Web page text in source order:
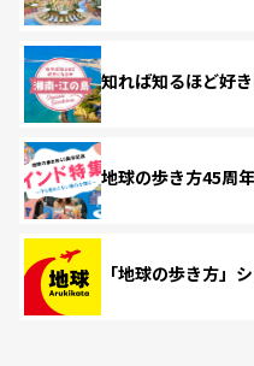
知れば知るほど好
地球の歩き方45周
「地球の歩き方」